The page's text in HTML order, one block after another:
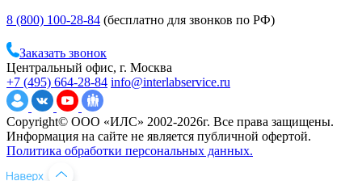
8 (800) 100-28-84 (бесплатно для звонков по РФ)
Заказать звонок
Центральный офис, г. Москва
+7 (495) 664-28-84 info@interlabservice.ru
Copyright© ООО «ИЛС» 2002-2026г. Все права защищены.
Информация на сайте не является публичной офертой.
Политика обработки персональных данных.